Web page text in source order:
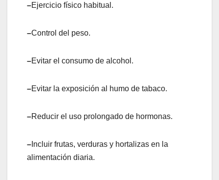
–Ejercicio físico habitual.
–Control del peso.
–Evitar el consumo de alcohol.
–Evitar la exposición al humo de tabaco.
–Reducir el uso prolongado de hormonas.
– Incluir frutas, verduras y hortalizas en la
alimentación diaria.